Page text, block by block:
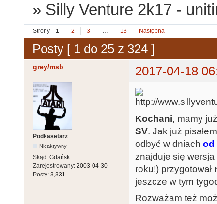
» Silly Venture 2k17 -
Strony 1 2 3 … 13 Następna
Posty [ 1 do 25 z 324 ]
grey/msb 2017-04-18
Podkasetarz
Nieaktywny
Skąd: Gdańsk
Zarejestrowany: 2003-04-30
Posty: 3,331
Kochani, mamy
SV. Jak już
odbyć w dniach od
znajduje się
roku!) przygotował
jeszcze w tym
Rozważam też